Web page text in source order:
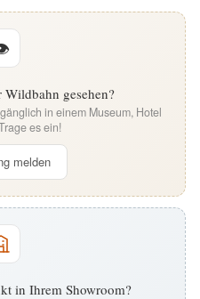
gesehen?
in einem Museum, Hotel
es ein!
melden
in Ihrem Showroom?